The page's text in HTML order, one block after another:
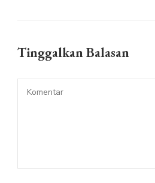
Tinggalkan Balasan